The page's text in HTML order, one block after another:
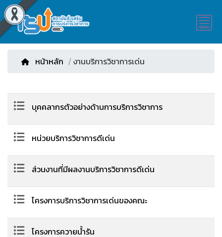
หน้าหลัก / งานบริการวิชาการเด่น
บุคคลากรตัวอย่างด้านการบริการวิชาการ
หน่วยบริการวิชาการดีเด่น
ส่วนงานที่มีผลงานบริการวิชาการดีเด่น
โครงการบริการวิชาการเด่นของคณะ
โครงการควายน้ำรัน